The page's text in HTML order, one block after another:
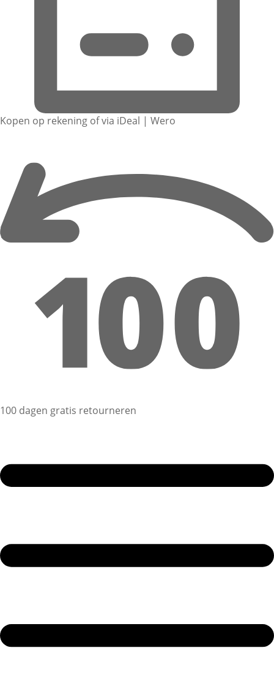
Kopen op rekening of via iDeal | Wero
100 dagen gratis retourneren